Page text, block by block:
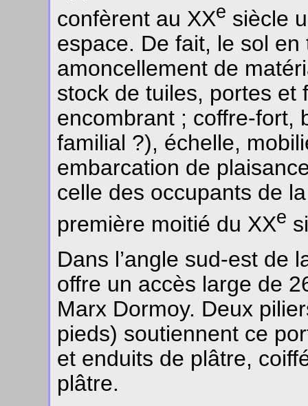
confèrent au XXe siècle
espace. De fait, le sol en
amoncellement de
stock de tuiles, portes et
encombrant ; coffre-fort,
familial ?), échelle,
embarcation de
celle des occupants de
première moitié du XXe
Dans l’angle sud-est de
offre un accès large de
Marx Dormoy. Deux
pieds) soutiennent ce
et enduits de plâtre,
plâtre.